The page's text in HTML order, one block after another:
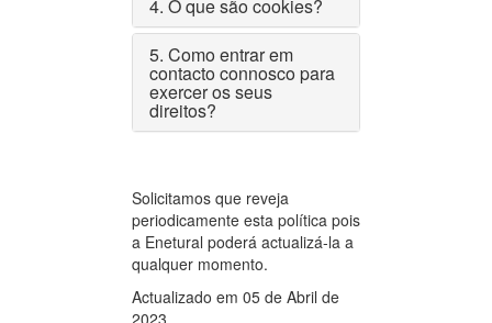
4. O que são cookies?
5. Como entrar em
contacto connosco para
exercer os seus
direitos?
Solicitamos que reveja
periodicamente esta política pois
a Enetural poderá actualizá-la a
qualquer momento.
Actualizado em 05 de Abril de
2023